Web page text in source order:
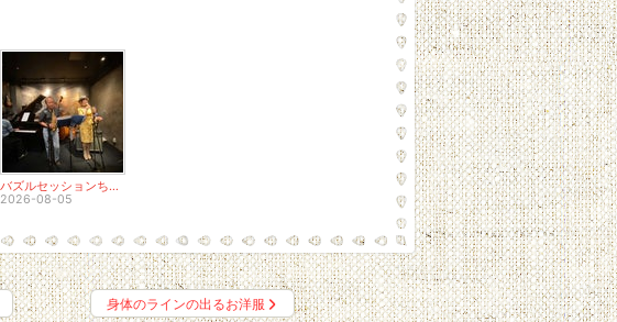
バズルセッションちょうど2年に
2026-08-05
身体のラインの出るお洋服